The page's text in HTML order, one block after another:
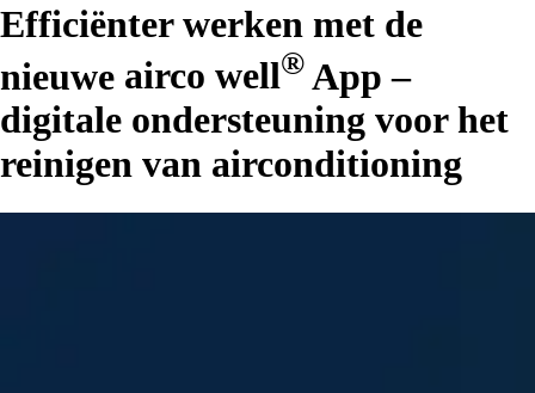
Efficiënter werken met de
nieuwe airco well® App –
digitale ondersteuning voor het
reinigen van airconditioning